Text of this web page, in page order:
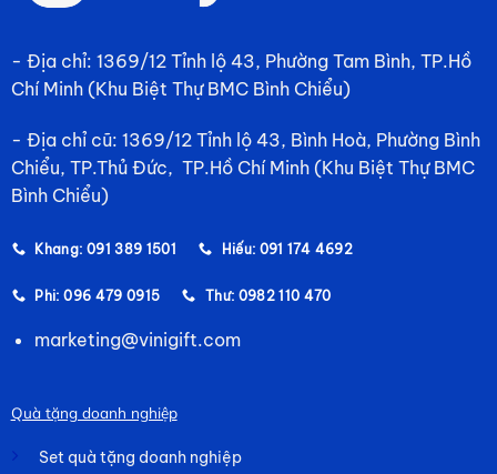
- Địa chỉ: 1369/12 Tỉnh lộ 43, Phường Tam Bình, TP.Hồ
Chí Minh (Khu Biệt Thự BMC Bình Chiểu)
- Địa chỉ cũ: 1369/12 Tỉnh lộ 43, Bình Hoà, Phường Bình
Chiểu, TP.Thủ Đức, TP.Hồ Chí Minh (Khu Biệt Thự BMC
Bình Chiểu)
Khang: 091 389 1501 Hiếu: 091 174 4692
Phi: 096 479 0915 Thư: 0982 110 470
marketing@vinigift.com
Quà tặng doanh nghiệp
Set quà tặng doanh nghiệp